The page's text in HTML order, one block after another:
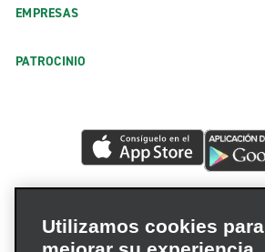
EMPRESAS
PATROCINIO
Utilizamos cookies para